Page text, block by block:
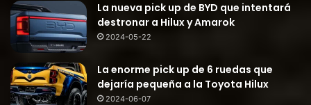
La nueva pick up de BYD que intentará
destronar a Hilux y Amarok
2024-05-22
La enorme pick up de 6 ruedas que
dejaría pequeña a la Toyota Hilux
2024-06-07